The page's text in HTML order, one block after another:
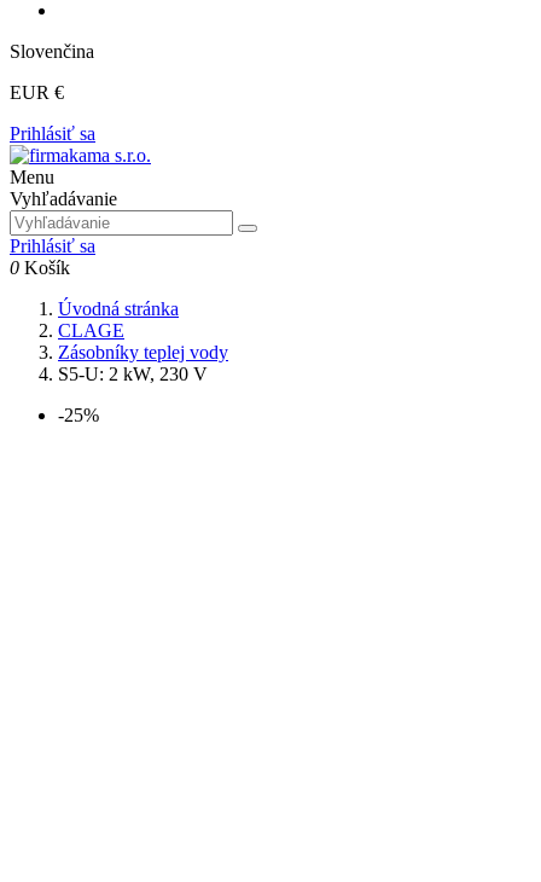
Slovenčina
EUR €
Prihlásiť sa
Menu
Vyhľadávanie
Prihlásiť sa
0 Košík
Úvodná stránka
CLAGE
Zásobníky teplej vody
S5-U: 2 kW, 230 V
-25%